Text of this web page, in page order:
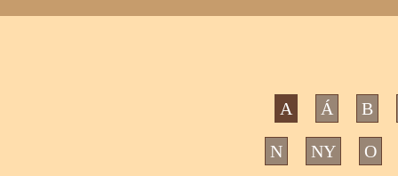
A Á B
N NY O